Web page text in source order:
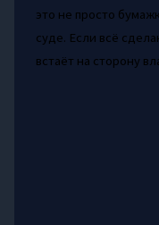
это не просто
суде. Если всё
встаёт на сторону